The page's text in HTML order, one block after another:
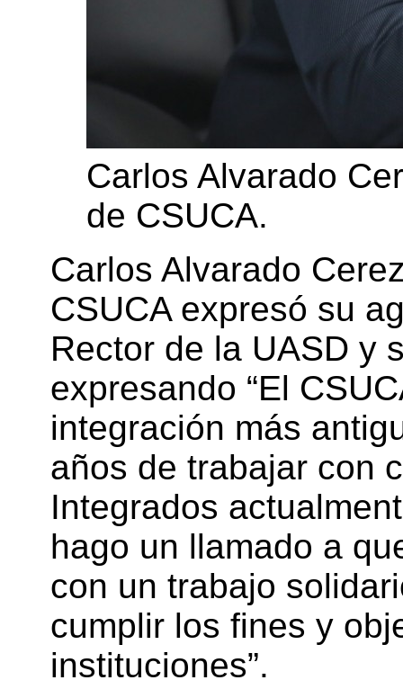
Carlos Alvarado
de CSUCA.
Carlos Alvarado
CSUCA expresó su
Rector de la UASD y
expresando “El
integración más
años de trabajar con
Integrados
hago un llamado a
con un trabajo
cumplir los fines y
instituciones”.